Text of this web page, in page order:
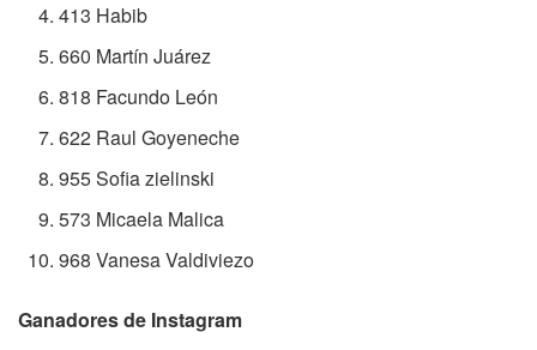
413 Habib
660 Martín Juárez
818 Facundo León
622 Raul Goyeneche
955 Sofia zielinski
573 Micaela Malica
968 Vanesa Valdiviezo
Ganadores de Instagram